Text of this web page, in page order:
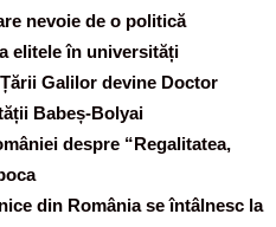
nevoie de o politică
elitele în universități
Galilor devine Doctor
Babeș-Bolyai
despre “Regalitatea,
din România se întâlnesc la